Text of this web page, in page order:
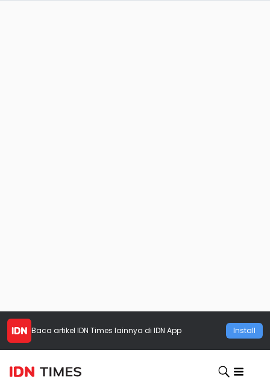
Baca artikel IDN Times lainnya di IDN App Install